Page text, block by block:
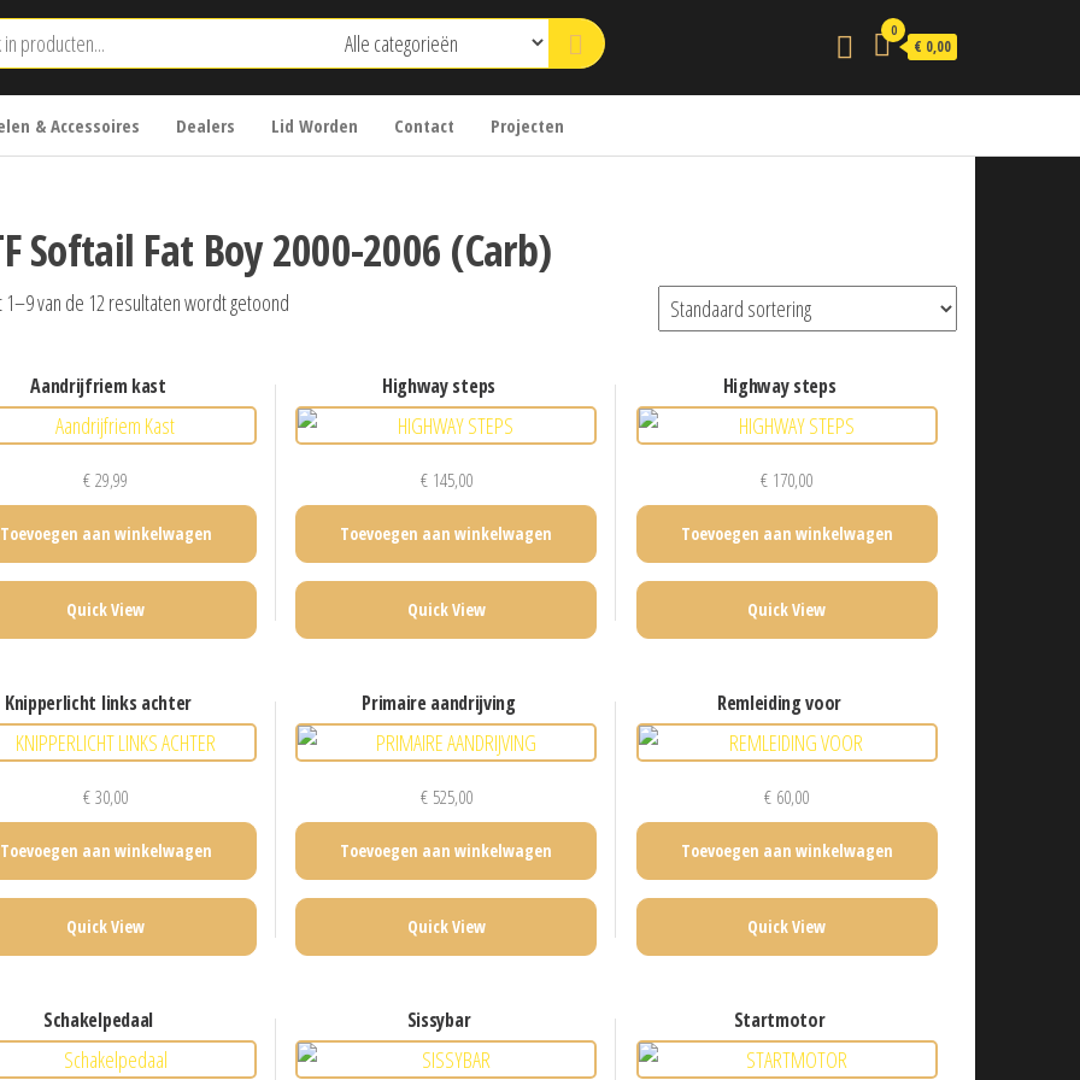
0
€ 0,00
& Accessoires Dealers Lid Worden Contact Projecten
Softail Fat Boy 2000-2006 (Carb)
1–9 van de 12 resultaten wordt getoond
aandrijfriem kast
€29,99
Toevoegen aan winkelwagen
Quick View
highway steps
€145,00
Toevoegen aan winkelwagen
Quick View
highway steps
€ 170,00
Toevoegen aan winkelwagen
Quick View
knipperlicht links achter
€30,00
Toevoegen aan winkelwagen
Quick View
primaire aandrijving
€525,00
Toevoegen aan winkelwagen
Quick View
remleiding voor
€ 60,00
Toevoegen aan winkelwagen
Quick View
schakelpedaal sissybar startmotor